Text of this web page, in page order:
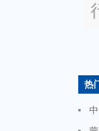
热